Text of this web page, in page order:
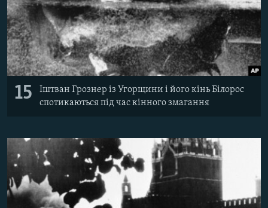
15
Іштван Грознер із Угорщини і його кінь Білорос
спотикаються під час кінного змагання